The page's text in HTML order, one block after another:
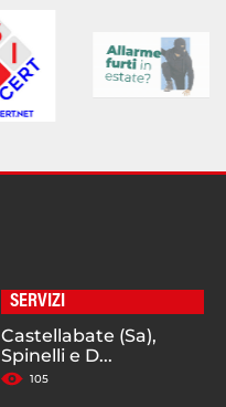
SERVIZI
Castellabate (Sa),
Spinelli e D...
105